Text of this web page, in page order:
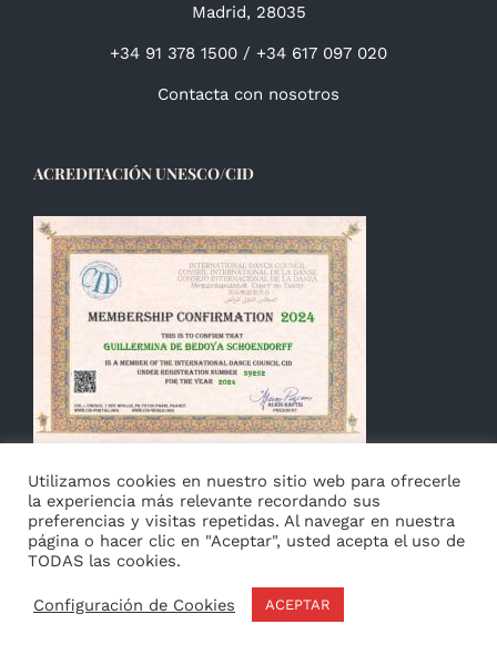
Madrid, 28035
+34 91 378 1500 / +34 617 097 020
Contacta con nosotros
ACREDITACIÓN UNESCO/CID
© Copyright 2014 - 2026 Guillermina de Bedoya |
Privacidad&Cookies|Français
Utilizamos cookies en nuestro sitio web para ofrecerle
la experiencia más relevante recordando sus
preferencias y visitas repetidas. Al navegar en nuestra
página o hacer clic en "Aceptar", usted acepta el uso de
TODAS las cookies.
Configuración de Cookies ACEPTAR